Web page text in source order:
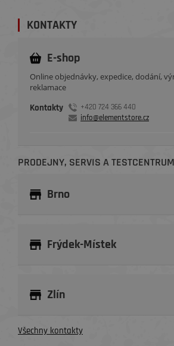
KONTAKTY
E-shop
Online objednávky, expedice, dodání,
reklamace
Kontakty
+420 724 366 440
info@elementstore.cz
PRODEJNY, SERVIS A TESTCENTRUM
Brno
Frýdek-Místek
Zlín
Všechny kontakty